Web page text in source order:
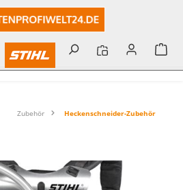
Zubehör Heckenschneider-Zubehör